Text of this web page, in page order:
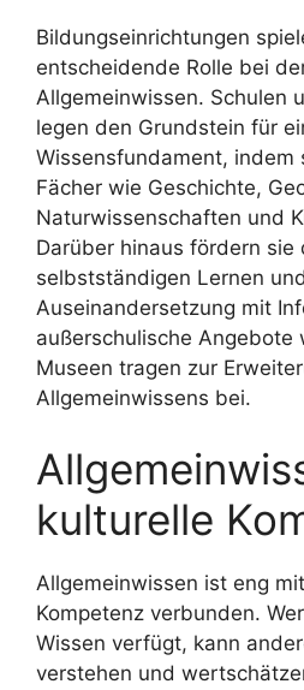
Bildungseinrichtungen
entscheidende Rolle bei
Allgemeinwissen. Schulen
legen den Grundstein für
Wissensfundament, indem
Fächer wie Geschichte,
Naturwissenschaften und
Darüber hinaus fördern sie
selbstständigen Lernen
Auseinandersetzung mit
außerschulische Angebote
Museen tragen zur
Allgemeinwissens bei.
kulturelle
Allgemeinwissen ist eng
Kompetenz verbunden.
Wissen verfügt, kann
verstehen und